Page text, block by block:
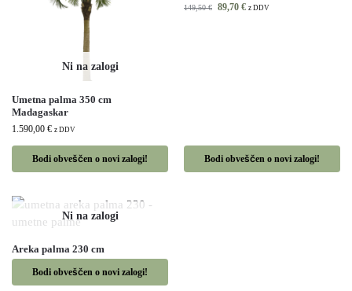
Umetna palma 350 cm
Madagaskar
1.590,00 € z DDV
Bodi obveščen o novi zalogi!
149,50€ 89,70 € z DDV
Bodi obveščen o novi zalogi!
Areka palma 230 cm
Bodi obveščen o novi zalogi!